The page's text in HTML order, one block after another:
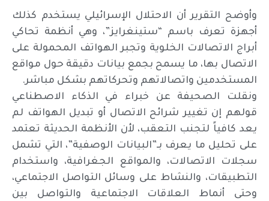
وأوضح التقرير أن الاحتلال الإسرائيلي يستخدم كذلك
أجهزة تعرف باسم “ستينغرايز”، وهي أنظمة تحاكي
أبراج الاتصالات الخلوية وتجبر الهواتف المحمولة على
الاتصال بها، ما يسمح بجمع بيانات دقيقة حول مواقع
المستخدمين واتصالاتهم وتحركاتهم بشكل مباشر.
ونقلت الصحيفة عن خبراء في الذكاء الاصطناعي
قولهم إن تغيير شرائح الاتصال أو تبديل الهواتف لم
يعد كافياً لتجنب التعقب، لأن الأنظمة الحديثة تعتمد
على تحليل ما يعرف بـ”البيانات الوصفية”، التي تشمل
سجلات الاتصالات، والمواقع الجغرافية، واستخدام
التطبيقات، والنشاط على وسائل التواصل الاجتماعي،
وحتى أنماط العلاقات الاجتماعية والتواصل بين